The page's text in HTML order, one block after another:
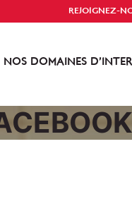
REJOIGNEZ-
NOS DOMAINES